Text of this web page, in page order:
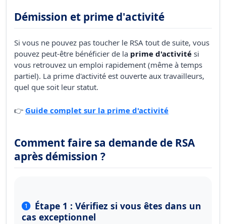
Démission et prime d'activité
Si vous ne pouvez pas toucher le RSA tout de suite, vous
pouvez peut-être bénéficier de la prime d'activité si
vous retrouvez un emploi rapidement (même à temps
partiel). La prime d'activité est ouverte aux travailleurs,
quel que soit leur statut.
👉 Guide complet sur la prime d'activité
Comment faire sa demande de RSA
après démission ?
Étape 1 : Vérifiez si vous êtes dans un
cas exceptionnel